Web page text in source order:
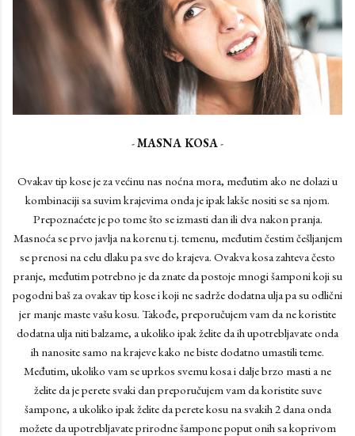
-MASNA KOSA -
Ovakav tip kose je za većinu nas noćna mora, međutim ako ne dolazi u
kombinaciji sa suvim krajevima onda je ipak lakše nositi se sa njom.
Prepoznaćete je po tome što se izmasti dan ili dva nakon pranja.
Masnoća se prvo javlja na korenu t.j. temenu, međutim čestim češljanjem
se prenosi na celu dlaku pa sve do krajeva. Ovakva kosa zahteva često
pranje, međutim potrebno je da znate da postoje mnogi šamponi koji su
pogodni baš za ovakav tip kose i koji ne sadrže dodatna ulja pa su odlični
jer manje maste vašu kosu. Takođe, preporučujem vam da ne koristite
dodatna ulja niti balzame, a ukoliko ipak želite da ih upotrebljavate onda
ih nanosite samo na krajeve kako ne biste dodatno umastili teme.
Međutim, ukoliko vam se uprkos svemu kosa i dalje brzo masti a ne
želite da je perete svaki dan preporučujem vam da koristite suve
šampone, a ukoliko ipak želite da perete kosu na svakih 2 dana onda
možete da upotrebljavate prirodne šampone poput onih sa koprivom